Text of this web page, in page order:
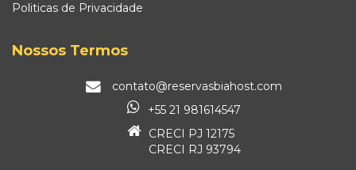
Politicas de Privacidade
Nossos Termos
contato@reservasbiahost.com
+55 21 981614547
CRECI PJ 12175
CRECI RJ 93794